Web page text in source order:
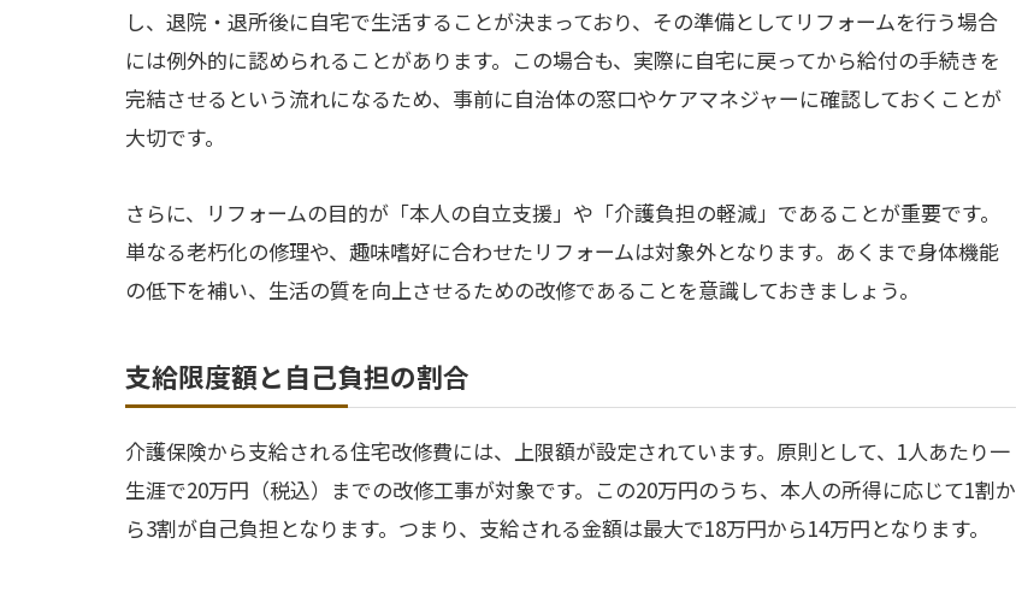
し、退院・退所後に自宅で生活することが決まっており、その準備としてリフォームを行う場合
には例外的に認められることがあります。この場合も、実際に自宅に戻ってから給付の手続きを
完結させるという流れになるため、事前に自治体の窓口やケアマネジャーに確認しておくことが
大切です。
さらに、リフォームの目的が「本人の自立支援」や「介護負担の軽減」であることが重要です。
単なる老朽化の修理や、趣味嗜好に合わせたリフォームは対象外となります。あくまで身体機能
の低下を補い、生活の質を向上させるための改修であることを意識しておきましょう。
支給限度額と自己負担の割合
介護保険から支給される住宅改修費には、上限額が設定されています。原則として、1人あたり一
生涯で20万円（税込）までの改修工事が対象です。この20万円のうち、本人の所得に応じて1割か
ら3割が自己負担となります。つまり、支給される金額は最大で18万円から14万円となります。